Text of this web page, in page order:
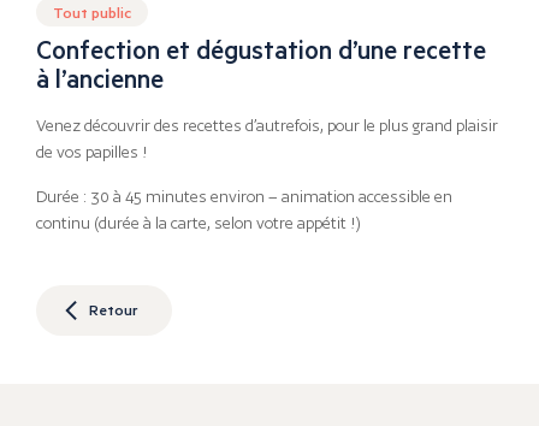
Tout public
Confection et dégustation d’une recette
à l’ancienne
Venez découvrir des recettes d’autrefois, pour le plus grand plaisir
de vos papilles !
Durée : 30 à 45 minutes environ – animation accessible en
continu (durée à la carte, selon votre appétit !)
Retour